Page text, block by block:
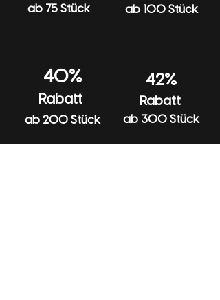
ab 75 Stück ab 100 Stück
40%
Rabatt
ab 200 Stück
42%
Rabatt
ab 300 Stück